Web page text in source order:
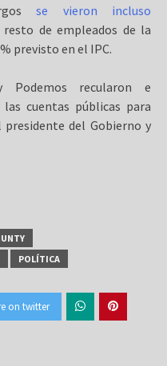
se vieron incluso
de empleados de la
previsto en el IPC.
recularon e
cuentas públicas para
del Gobierno y
POLÍTICA
on twitter